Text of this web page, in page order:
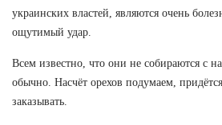
украинских властей, являются очень
ощутимый удар.
Всем известно, что они не собираются с
обычно. Насчёт орехов подумаем,
заказывать.